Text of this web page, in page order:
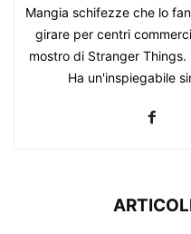
Mangia schifezze che lo
girare per centri
mostro di Stranger
Ha un'inspiegabile